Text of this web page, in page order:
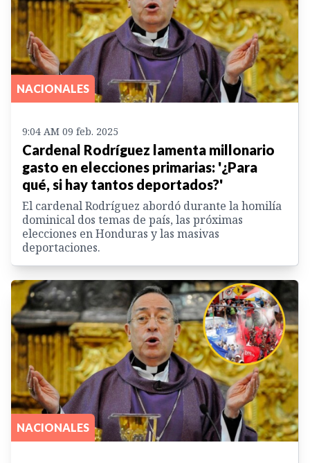
NACIONALES
9:04 AM 09 feb. 2025
Cardenal Rodríguez lamenta millonario
gasto en elecciones primarias: '¿Para
qué, si hay tantos deportados?'
El cardenal Rodríguez abordó durante la homilía
dominical dos temas de país, las próximas
elecciones en Honduras y las masivas
deportaciones.
NACIONALES